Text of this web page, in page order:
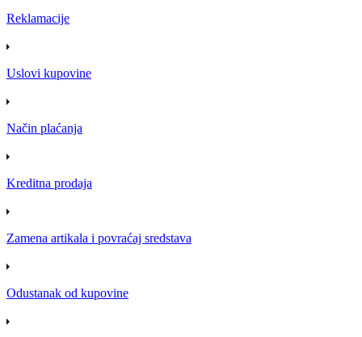
Reklamacije
Uslovi kupovine
Način plaćanja
Kreditna prodaja
Zamena artikala i povraćaj sredstava
Odustanak od kupovine